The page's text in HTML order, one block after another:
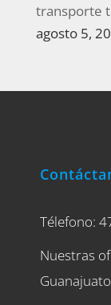
transporte
agosto 5,
Télefono:
Nuestras